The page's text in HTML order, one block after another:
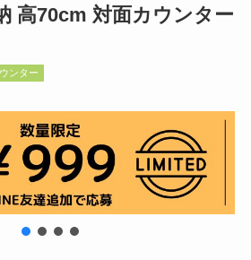
高70cm 対面カウンター
ンター